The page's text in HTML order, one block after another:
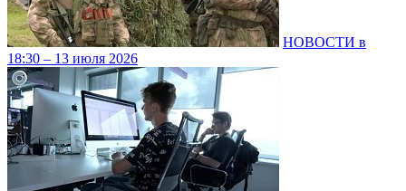
НОВОСТИ в
18:30 – 13 июля 2026